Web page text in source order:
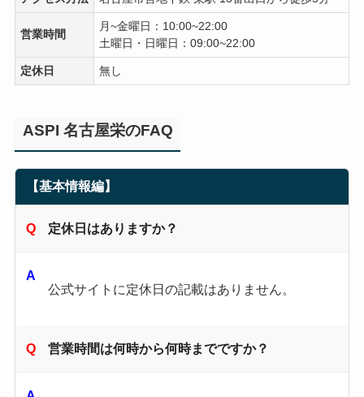
営業時間
月~金曜日：10:00~22:00
土曜日・日曜日：09:00~22:00
定休日 無し
ASPI 名古屋栄のFAQ
【基本情報編】
定休日はありますか？
公式サイトに定休日の記載はありません。
営業時間は何時から何時までですか？